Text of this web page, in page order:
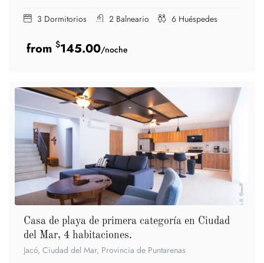
3 Dormitorios 2 Balneario 6 Huéspedes
$145.00/noche
Casa de playa de primera categoría en Ciudad
del Mar, 4 habitaciones.
Jacó, Ciudad del Mar, Provincia de Puntarenas